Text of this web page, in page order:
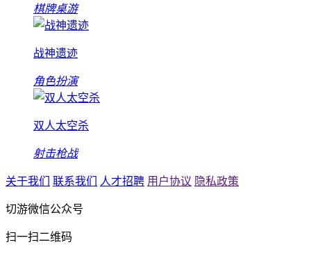
棋牌桌游
战神遗迹
角色扮演
双人太空杀
射击枪战
关于我们 联系我们 人才招聘 用户协议 隐私政策
切游微信公众号
扫一扫二维码